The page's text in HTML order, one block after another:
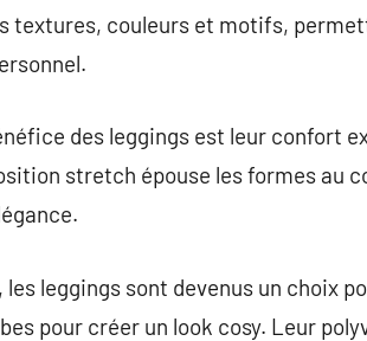
textures, couleurs et motifs,
des leggings est leur confort
stretch épouse les formes au
les leggings sont devenus un choix
pour créer un look cosy. Leur